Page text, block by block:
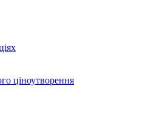
ціноутворення